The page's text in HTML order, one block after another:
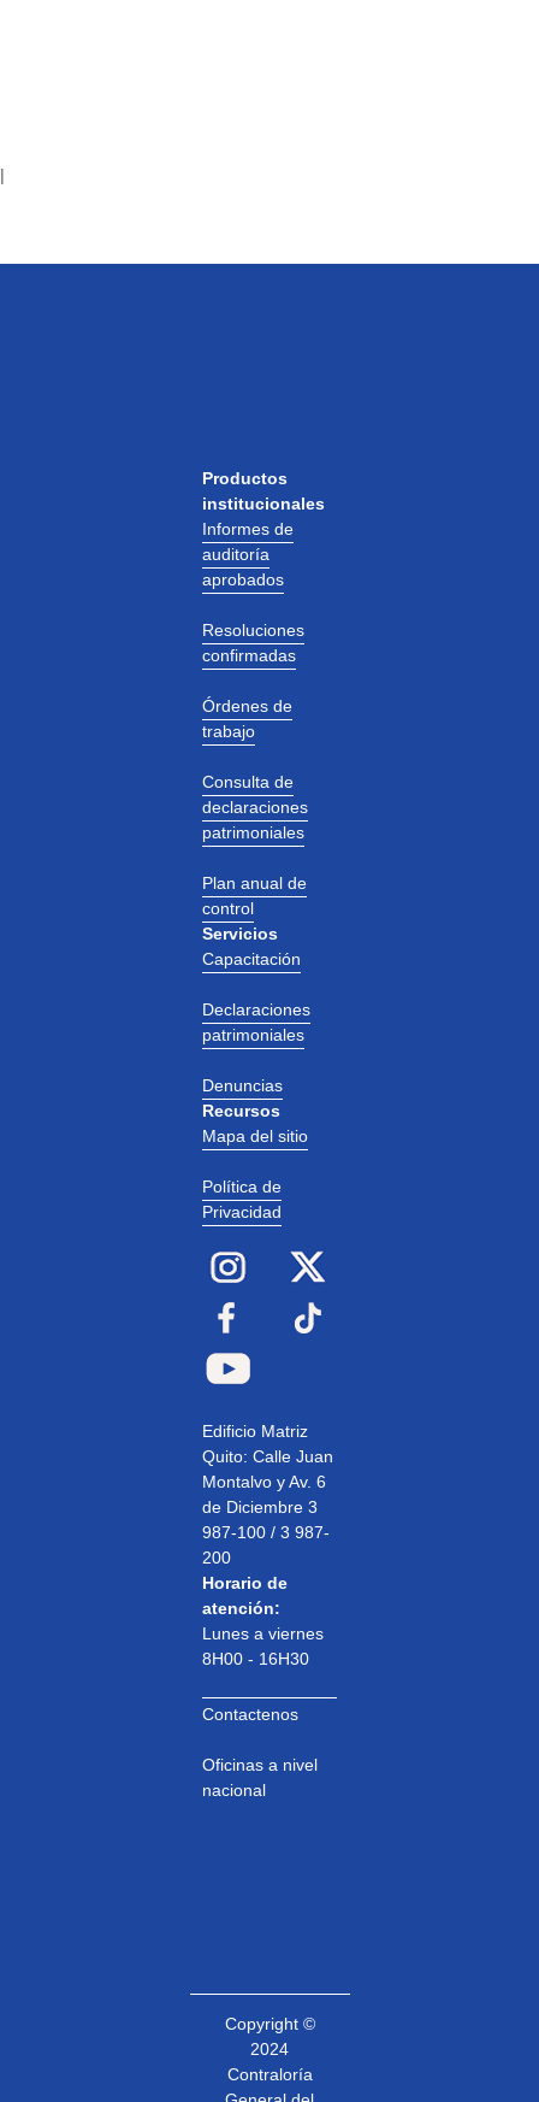
|
Productos
institucionales
Informes de
auditoría
aprobados
Resoluciones
confirmadas
Órdenes de
trabajo
Consulta de
declaraciones
patrimoniales
Plan anual de
control
Servicios
Capacitación
Declaraciones
patrimoniales
Denuncias
Recursos
Mapa del sitio
Política de
Privacidad
Edificio Matriz
Quito: Calle Juan
Montalvo y Av. 6
de Diciembre 3
987-100 / 3 987-
200
Horario de
atención:
Lunes a viernes
8H00 - 16H30
Contactenos
Oficinas a nivel
nacional
Copyright ©
2024
Contraloría